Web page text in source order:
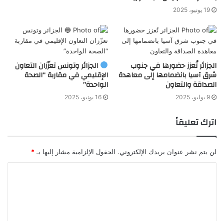
19 يونيو، 2025
الجزائر تُعزز حضورها في جنوب
شرق آسيا بانضمامها إلى معاهدة
الصداقة والتعاون
9 يوليو، 2025
الجزائر وتونس تعزّزان التعاون
الإقليمي في مقاربة “الصحة
الواحدة”
16 يونيو، 2025
اترك تعليقاً
لن يتم نشر عنوان بريدك الإلكتروني. الحقول الإلزامية مشار إليها بـ *